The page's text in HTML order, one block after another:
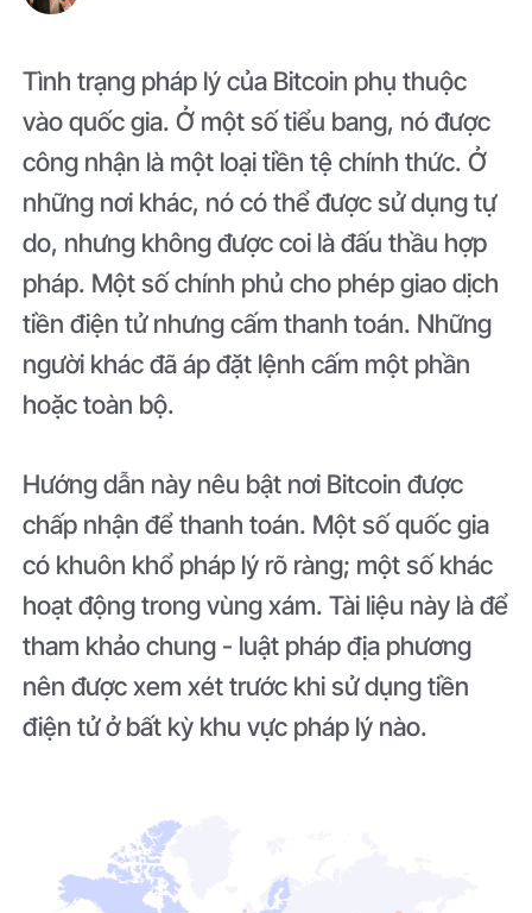
Tình trạng pháp lý của Bitcoin phụ thuộc
vào quốc gia. Ở một số tiểu bang, nó được
công nhận là một loại tiền tệ chính thức. Ở
những nơi khác, nó có thể được sử dụng tự
do, nhưng không được coi là đấu thầu hợp
pháp. Một số chính phủ cho phép giao dịch
tiền điện tử nhưng cấm thanh toán. Những
người khác đã áp đặt lệnh cấm một phần
hoặc toàn bộ.
Hướng dẫn này nêu bật nơi Bitcoin được
chấp nhận để thanh toán. Một số quốc gia
có khuôn khổ pháp lý rõ ràng; một số khác
hoạt động trong vùng xám. Tài liệu này là để
tham khảo chung - luật pháp địa phương
nên được xem xét trước khi sử dụng tiền
điện tử ở bất kỳ khu vực pháp lý nào.